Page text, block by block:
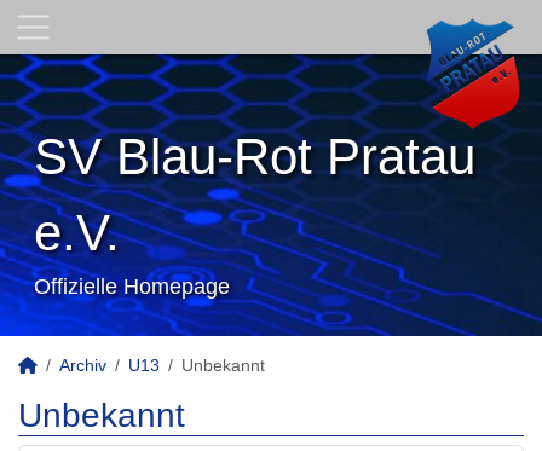
SV Blau-Rot Pratau
e.V.
Offizielle Homepage
Archiv U13 Unbekannt
Unbekannt